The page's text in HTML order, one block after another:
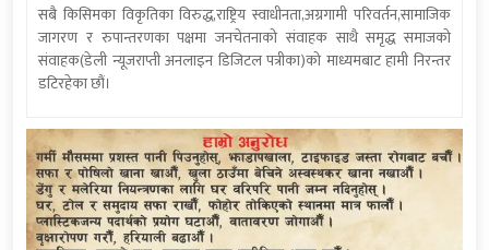
सबै किसिमका विकृतिका विरुद्ध,राष्ट्रिय स्वाधीनता,अग्रगामी परिवर्तन,सामाजिक
जागरण र रुपान्तरणका पक्षमा जनचेतनाको संवाहक साथै समृद्ध समाजको
संवाहक(डेली न्यूजराप्ती अनलाइन डिजिटल पत्रीका)को माध्यमबाट हामी निरन्तर
डटिरहेका छौं।